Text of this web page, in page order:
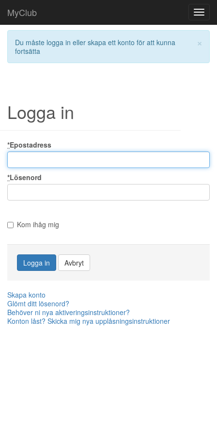
MyClub
×
Du måste logga in eller skapa ett konto för att kunna
fortsätta
Logga in
*Epostadress
*Lösenord
Kom ihåg mig
Logga in Avbryt
Skapa konto
Glömt ditt lösenord?
Behöver ni nya aktiveringsinstruktioner?
Konton låst? Skicka mig nya upplåsningsinstruktioner